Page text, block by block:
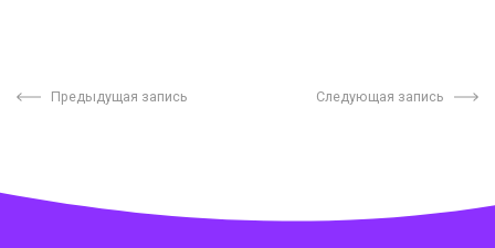
Предыдущая запись Следующая запись